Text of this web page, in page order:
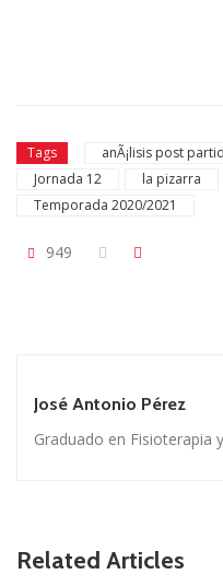
Tags anÃ¡lisis post
Jornada 12
la pizarra
Temporada 2020/2021
949
José Antonio Pérez
Graduado en Fisioterapia
Related Articles